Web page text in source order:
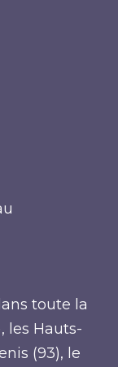
toute la
les Hauts-
(93), le